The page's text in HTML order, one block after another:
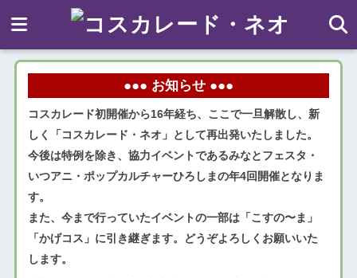
●●● お知らせ ●●●
コスカレード初開催から16年経ち、ここで一旦解散し、新
しく「コスカレード・ネオ」として再出発いたしました。
今後は特例を除き、協力イベントであるみなとフェスタ・
いつアニ・ポップカルチャーひろしまの年4回開催となりま
す。
また、今まで行っていたイベントの一部は「こすの〜ま」
「かげコス」に引き継ぎます。どうぞよろしくお願いいた
します。